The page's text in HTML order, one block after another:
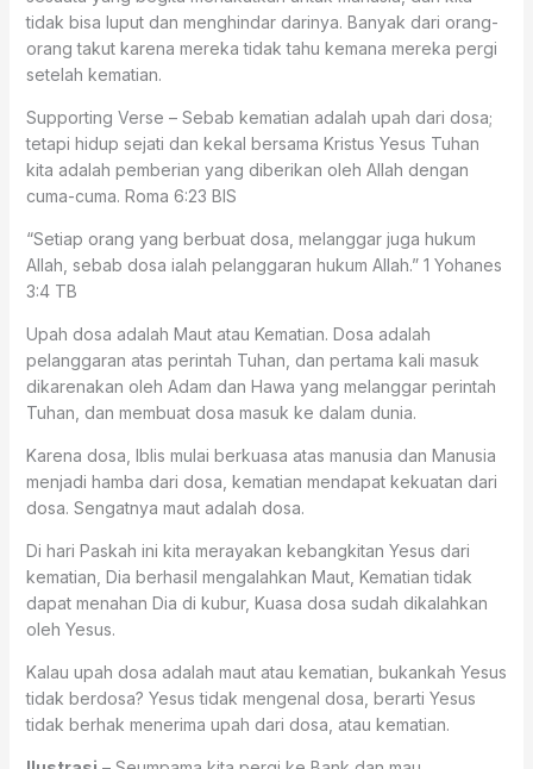
tidak bisa luput dan menghindar darinya. Banyak dari orang-
orang takut karena mereka tidak tahu kemana mereka pergi
setelah kematian.
Supporting Verse – Sebab kematian adalah upah dari dosa;
tetapi hidup sejati dan kekal bersama Kristus Yesus Tuhan
kita adalah pemberian yang diberikan oleh Allah dengan
cuma-cuma. Roma 6:23 BIS
“Setiap orang yang berbuat dosa, melanggar juga hukum
Allah, sebab dosa ialah pelanggaran hukum Allah.” ‭‭1 Yohanes‬
‭3:4‬ ‭TB‬‬
Upah dosa adalah Maut atau Kematian. Dosa adalah
pelanggaran atas perintah Tuhan, dan pertama kali masuk
dikarenakan oleh Adam dan Hawa yang melanggar perintah
Tuhan, dan membuat dosa masuk ke dalam dunia.
Karena dosa, Iblis mulai berkuasa atas manusia dan Manusia
menjadi hamba dari dosa, kematian mendapat kekuatan dari
dosa. Sengatnya maut adalah dosa.
Di hari Paskah ini kita merayakan kebangkitan Yesus dari
kematian, Dia berhasil mengalahkan Maut, Kematian tidak
dapat menahan Dia di kubur, Kuasa dosa sudah dikalahkan
oleh Yesus.
Kalau upah dosa adalah maut atau kematian, bukankah Yesus
tidak berdosa? Yesus tidak mengenal dosa, berarti Yesus
tidak berhak menerima upah dari dosa, atau kematian.